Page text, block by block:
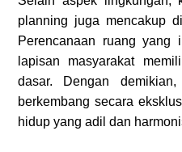
planning juga mencakup
Perencanaan ruang yang
lapisan masyarakat
dasar. Dengan
berkembang secara
hidup yang adil dan